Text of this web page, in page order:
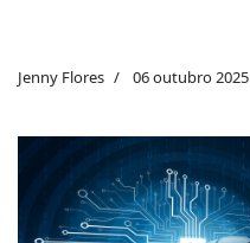
Jenny Flores 06 outubro 2025